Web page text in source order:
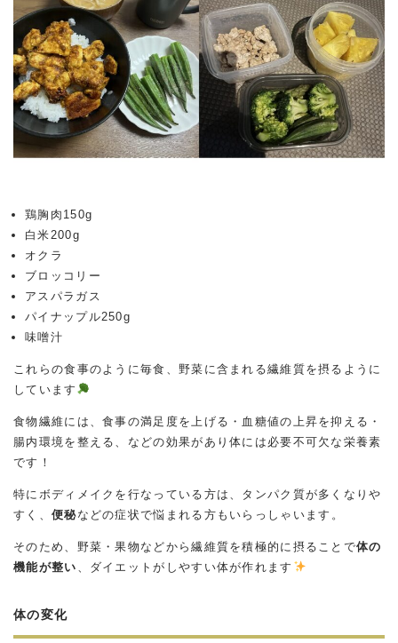
鶏胸肉150g
白米200g
オクラ
ブロッコリー
アスパラガス
パイナップル250g
味噌汁
これらの食事のように毎食、野菜に含まれる繊維質を摂るように
しています
食物繊維には、食事の満足度を上げる・血糖値の上昇を抑える・
腸内環境を整える、などの効果があり体には必要不可欠な栄養素
です！
特にボディメイクを行なっている方は、タンパク質が多くなりや
すく、 便秘などの症状で悩まれる方もいらっしゃいます。
そのため、野菜・果物などから繊維質を積極的に摂ることで体の
機能が整い 、ダイエットがしやすい体が作れます
体の変化